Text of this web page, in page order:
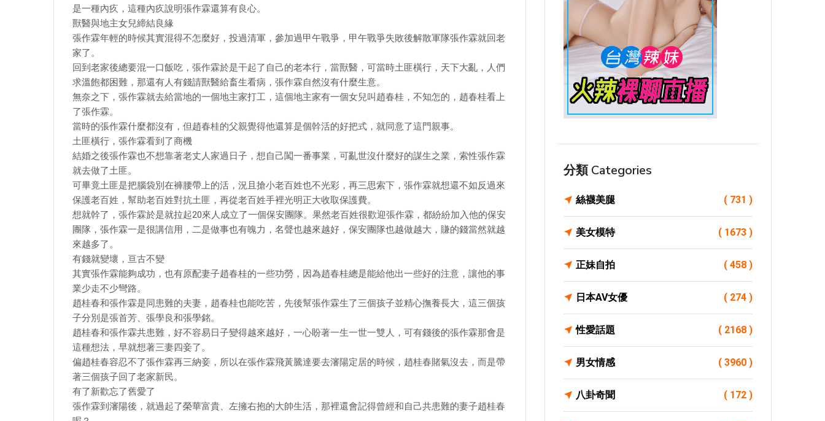
是一種內疚，這種內疚說明張作霖還算有良心。
獸醫與地主女兒締結良緣
張作霖年輕的時候其實混得不怎麼好，投過清軍，參加過甲午戰爭，甲午戰爭失敗後解散軍隊張作霖就回老
家了。
回到老家後總要混一口飯吃，張作霖於是干起了自己的老本行，當獸醫，可當時土匪橫行，天下大亂，人們
求溫飽都困難，那還有人有錢請獸醫給畜生看病，張作霖自然沒有什麼生意。
無奈之下，張作霖就去給當地的一個地主家打工，這個地主家有一個女兒叫趙春桂，不知怎的，趙春桂看上
了張作霖。
當時的張作霖什麼都沒有，但趙春桂的父親覺得他還算是個幹活的好把式，就同意了這門親事。​
土匪橫行，張作霖看到了商機
結婚之後張作霖也不想靠著老丈人家過日子，想自己闖一番事業，可亂世沒什麼好的謀生之業，索性張作霖
就去做了土匪。
可畢竟土匪是把腦袋別在褲腰帶上的活，況且搶小老百姓也不光彩，再三思索下，張作霖就想還不如反過來
保護老百姓，幫助老百姓對抗土匪，再從老百姓手裡光明正大收取保護費。
想就幹了，張作霖於是就拉起20來人成立了一個保安團隊。果然老百姓很歡迎張作霖，都紛紛加入他的保安
團隊，張作霖一是很講信用，二是做事也有魄力，名聲也越來越好，保安團隊也越做越大，賺的錢當然就越
來越多了。​
有錢就變壞，亘古不變
其實張作霖能夠成功，也有原配妻子趙春桂的一些功勞，因為趙春桂總是能給他出一些好的注意，讓他的事
業少走不少彎路。
趙桂春和張作霖是同患難的夫妻，趙春桂也能吃苦，先後幫張作霖生了三個孩子並精心撫養長大，這三個孩
子分別是張首芳、張學良和張學銘。
趙桂春和張作霖共患難，好不容易日子變得越來越好，一心盼著一生一世一雙人，可有錢後的張作霖那會是
這種想法，早就想著三妻四妾了。
偏趙桂春容忍不了張作霖再三納妾，所以在張作霖飛黃騰達要去瀋陽定居的時候，趙桂春賭氣沒去，而是帶
著三個孩子回了老家新民。​
有了新歡忘了舊愛了
張作霖到瀋陽後，就過起了榮華富貴、左擁右抱的大帥生活，那裡還會記得曾經和自己共患難的妻子趙桂春
分類 Categories
絲襪美腿 ( 731 )
美女模特 ( 1673 )
正妹自拍 ( 458 )
日本AV女優 ( 274 )
性愛話題 ( 2168 )
男女情感 ( 3960 )
八卦奇聞 ( 172 )